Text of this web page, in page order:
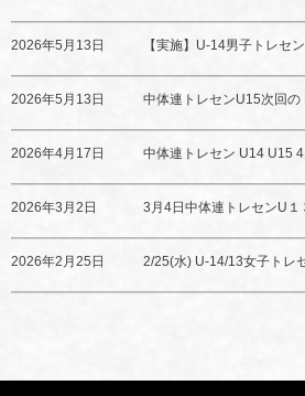
2026年5月13日 【実施】U-14男子トレセン
2026年5月13日 中体連トレセンU15次回の
2026年4月17日 中体連トレセン U14 U15
2026年3月2日 3月4日中体連トレセンU１
2026年2月25日 2/25(水) U-14/13女子トレ